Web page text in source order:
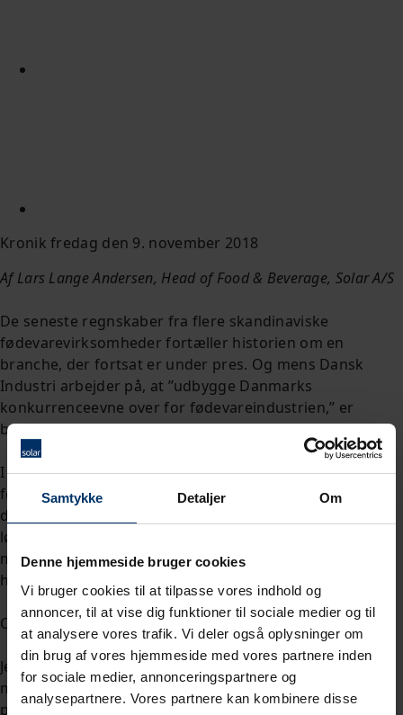
Samtykke Detaljer Om
Denne hjemmeside bruger cookies
Vi bruger cookies til at tilpasse vores indhold og
annoncer, til at vise dig funktioner til sociale medier og til
at analysere vores trafik. Vi deler også oplysninger om
din brug af vores hjemmeside med vores partnere inden
for sociale medier, annonceringspartnere og
analysepartnere. Vores partnere kan kombinere disse
Kronik fredag den 9. november 2018
Af Lars Lange Andersen, Head of Food & Beverage, Solar A/S
De seneste regnskaber fra flere skandinaviske
fødevarevirksomheder fortæller historien om en
branche, der fortsat er under pres. Og mens Dansk
Industri arbejder på, at ”udbygge Danmarks
konkurrenceevne over for fødevareindustrien,” er
branchen udfordret af høje omkostninger.
I en undersøgelse fra 2018 af netop DI peger
fødevarevirksomhederne selv på omkostningerne som
den største barriere for vækst. Råvarer, husleje og
lønninger er svære knapper at skrue på, uden at det får
mærkbare konsekvenser. Så vi må kigge andre steder
hen, hvis vi skal finde ny værdi til bundlinjen.
Og her kommer indkøbsafdelingerne i spil.
Jeg var for nylig på besøg i en virksomhed. Her havde
man nok fået en konkurrencedygtig aftale på en række
produkter, men betalte mange gange besparelsen i